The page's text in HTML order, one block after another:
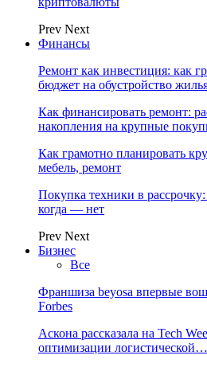
Prev Next
Финансы
Ремонт как инвестиция: как
бюджет на обустройство
Как финансировать ремонт:
накопления на крупные
Как грамотно планировать
мебель, ремонт
Покупка техники в
когда — нет
Prev Next
Бизнес
Все
Франшиза beyosa впервые
Forbes
Аскона рассказала на Tech
оптимизации логистической…